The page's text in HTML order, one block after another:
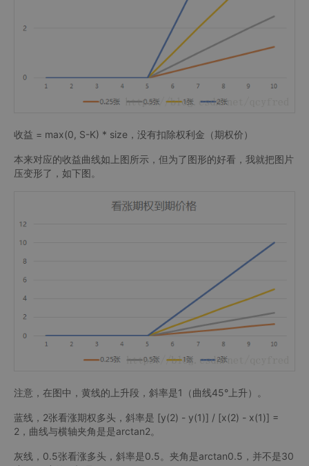
收益 = max(0, S-K) * size，没有扣除权利金（期权价）
本来对应的收益曲线如上图所示，但为了图形的好看，我就把图片
压变形了，如下图。
注意，在图中，黄线的上升段，斜率是1（曲线45°上升）。
蓝线，2张看涨期权多头，斜率是 [y(2) - y(1)] / [x(2) - x(1)] =
2，曲线与横轴夹角是是arctan2。
灰线，0.5张看涨多头，斜率是0.5。夹角是arctan0.5，并不是30